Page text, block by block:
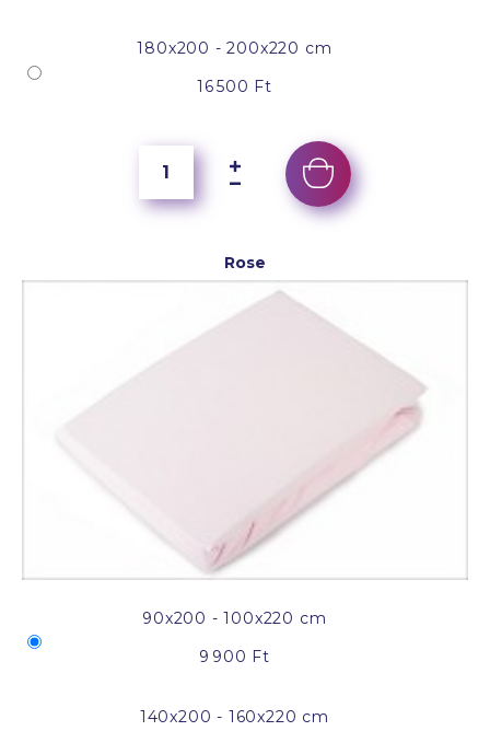
180x200 - 200x220 cm
16 500 Ft
Rose
90x200 - 100x220 cm
9 900 Ft
140x200 - 160x220 cm